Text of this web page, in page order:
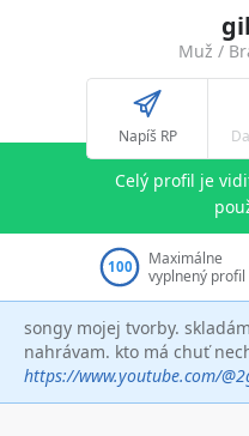
Muž /
Napíš RP
Celý profil je
100
Maximálne
vyplnený profil
songy mojej tvorby.
nahrávam. kto má chuť
https://www.youtube.com/